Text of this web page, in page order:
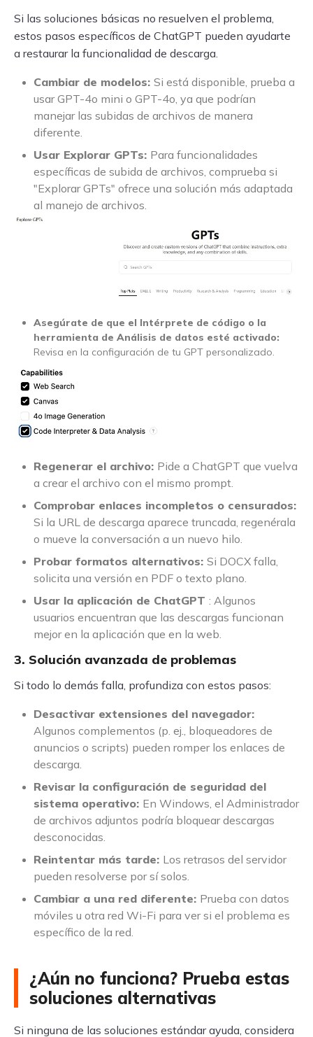
Si las soluciones básicas no resuelven el problema,
estos pasos específicos de ChatGPT pueden ayudarte
a restaurar la funcionalidad de descarga.
Cambiar de modelos: Si está disponible, prueba a
usar GPT-4o mini o GPT-4o, ya que podrían
manejar las subidas de archivos de manera
diferente.
Usar Explorar GPTs: Para funcionalidades
específicas de subida de archivos, comprueba si
"Explorar GPTs" ofrece una solución más adaptada
al manejo de archivos.
Asegúrate de que el Intérprete de código o la
herramienta de Análisis de datos esté activado:
Revisa en la configuración de tu GPT personalizado.
Regenerar el archivo: Pide a ChatGPT que vuelva
a crear el archivo con el mismo prompt.
Comprobar enlaces incompletos o censurados:
Si la URL de descarga aparece truncada, regenérala
o mueve la conversación a un nuevo hilo.
Probar formatos alternativos: Si DOCX falla,
solicita una versión en PDF o texto plano.
Usar la aplicación de ChatGPT : Algunos
usuarios encuentran que las descargas funcionan
mejor en la aplicación que en la web.
3. Solución avanzada de problemas
Si todo lo demás falla, profundiza con estos pasos:
Desactivar extensiones del navegador:
Algunos complementos (p. ej., bloqueadores de
anuncios o scripts) pueden romper los enlaces de
descarga.
Revisar la configuración de seguridad del
sistema operativo: En Windows, el Administrador
de archivos adjuntos podría bloquear descargas
desconocidas.
Reintentar más tarde: Los retrasos del servidor
pueden resolverse por sí solos.
Cambiar a una red diferente: Prueba con datos
móviles u otra red Wi-Fi para ver si el problema es
específico de la red.
¿Aún no funciona? Prueba estas
soluciones alternativas
Si ninguna de las soluciones estándar ayuda, considera